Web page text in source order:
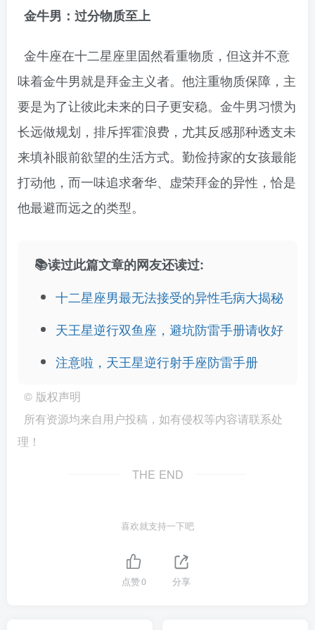
金牛男：过分物质至上
金牛座在十二星座里固然看重物质，但这并不意
味着金牛男就是拜金主义者。他注重物质保障，主
要是为了让彼此未来的日子更安稳。金牛男习惯为
长远做规划，排斥挥霍浪费，尤其反感那种透支未
来填补眼前欲望的生活方式。勤俭持家的女孩最能
打动他，而一味追求奢华、虚荣拜金的异性，恰是
他最避而远之的类型。
📚读过此篇文章的网友还读过:
十二星座男最无法接受的异性毛病大揭秘
天王星逆行双鱼座，避坑防雷手册请收好
注意啦，天王星逆行射手座防雷手册
© 版权声明
所有资源均来自用户投稿，如有侵权等内容请联系处
理！
THE END
喜欢就支持一下吧
点赞0 分享